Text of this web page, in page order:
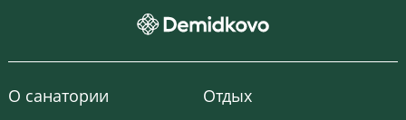
О санатории Отдых